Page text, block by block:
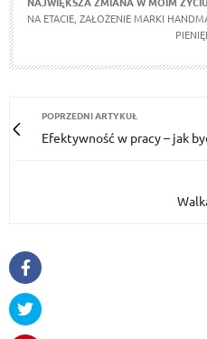
NA ETACIE, ZAŁOŻENIE MARKI
POPRZEDNI ARTYKUŁ
Efektywność w pracy – jak